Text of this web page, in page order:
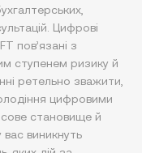
Цифрові
пов’язані з
ступенем ризику й
ретельно зважити,
цифровими
становище й
виникнуть